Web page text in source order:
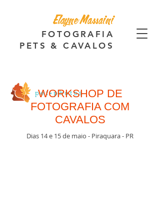
Elayne Massaini
FOTOGRAFIA
PETS & CAVALOS
WORKSHOP DE
FOTOGRAFIA COM
CAVALOS
Dias 14 e 15 de maio - Piraquara - PR